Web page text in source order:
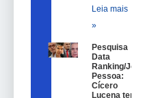
Leia mais
»
Pesquisa
Data
Ranking/João
Pessoa:
Cícero
Lucena tem